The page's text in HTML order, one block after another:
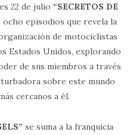
22 de julio “SECRETOS DE
ocho episodios que revela la
de motociclistas
Estados Unidos, explorando
de sus miembros a través
sobre este mundo
cercanos a él.
se suma a la franquicia